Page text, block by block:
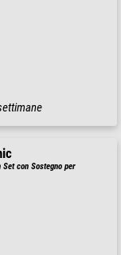
con Sostegno per